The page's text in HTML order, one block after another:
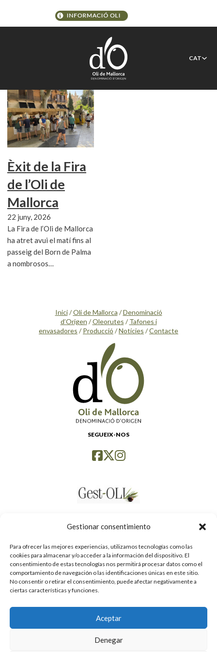
Gestionar consentimiento
Para ofrecer las mejores experiencias, utilizamos tecnologías como las
cookies para almacenar y/o acceder a la información del dispositivo. El
consentimiento de estas tecnologías nos permitirá procesar datos como el
comportamiento de navegación o las identificaciones únicas en este sitio.
No consentir o retirar el consentimiento, puede afectar negativamente a
ciertas características y funciones.
Aceptar
Denegar
CAT
PalmaActiva
Èxit de la Fira
de l’Oli de
Mallorca
22 juny, 2026
La Fira de l’Oli de Mallorca
ha atret avui el matí fins al
passeig del Born de Palma
a nombrosos…
Inici/Oli de Mallorca /Denominació
d’Origen /Oleorutes / Tafones i
envasadores / Producció /Notícies /Contacte
SEGUEIX-NOS
Avís legal